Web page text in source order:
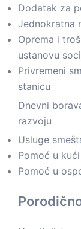
Dodatak za
Jednokratna
Oprema i
ustanovu
Privremeni
stanicu
Dnevni
razvoju
Usluge
Pomoć u kući
Pomoć u